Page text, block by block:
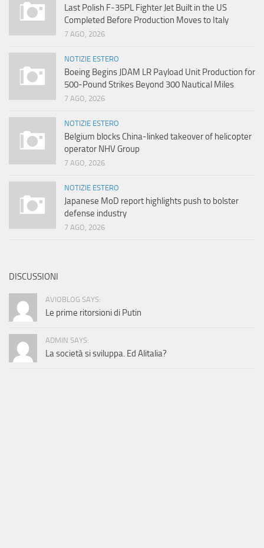
Last Polish F-35PL Fighter Jet Built in the US
Completed Before Production Moves to Italy
7 AGO, 2026
NOTIZIE ESTERO
Boeing Begins JDAM LR Payload Unit Production for
500-Pound Strikes Beyond 300 Nautical Miles
7 AGO, 2026
NOTIZIE ESTERO
Belgium blocks China-linked takeover of helicopter
operator NHV Group
7 AGO, 2026
NOTIZIE ESTERO
Japanese MoD report highlights push to bolster
defense industry
7 AGO, 2026
DISCUSSIONI
AVIOBLOG SAYS:
Le prime ritorsioni di Putin
ADMIN SAYS:
La società si sviluppa. Ed Alitalia?